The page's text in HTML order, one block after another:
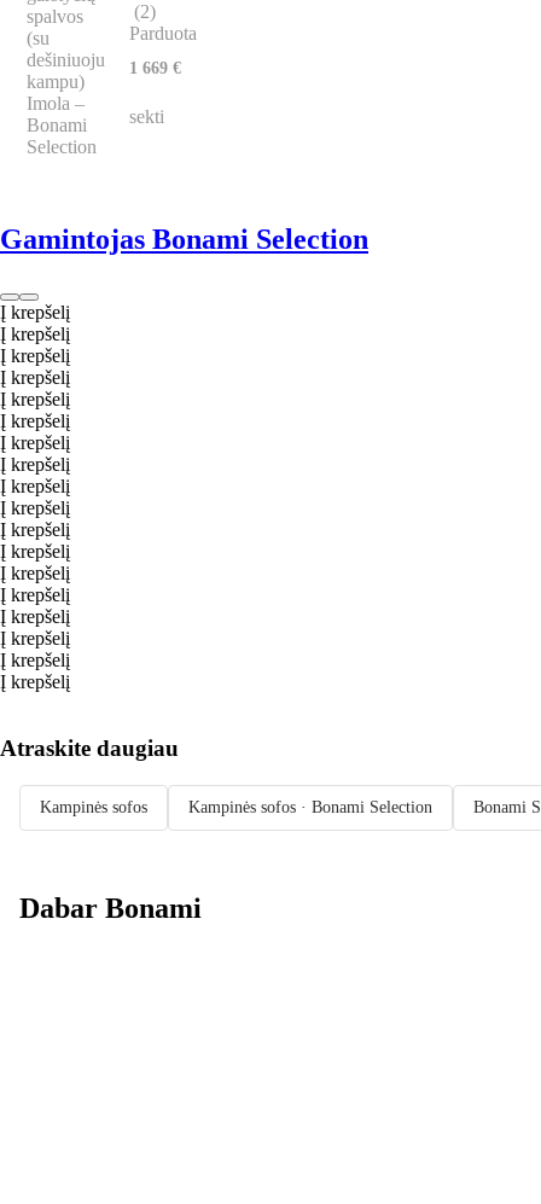
(2)
Parduota
1 669 €
sekti
Gamintojas Bonami Selection
Į krepšelį
Į krepšelį
Į krepšelį
Į krepšelį
Į krepšelį
Į krepšelį
Į krepšelį
Į krepšelį
Į krepšelį
Į krepšelį
Į krepšelį
Į krepšelį
Į krepšelį
Į krepšelį
Į krepšelį
Į krepšelį
Į krepšelį
Į krepšelį
Atraskite daugiau
Kampinės sofos Kampinės sofos · Bonami Selection Bonami
Dabar Bonami